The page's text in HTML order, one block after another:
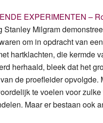
EXPERIMENTEN –
Stanley Milgram
om in opdracht van
hartklachten, die kermde
herhaald, bleek dat het
de proefleider
te voelen voor
Maar er bestaan ook